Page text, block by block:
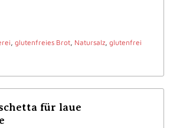
, glutenfreies Brot, Natursalz, glutenfrei
für laue